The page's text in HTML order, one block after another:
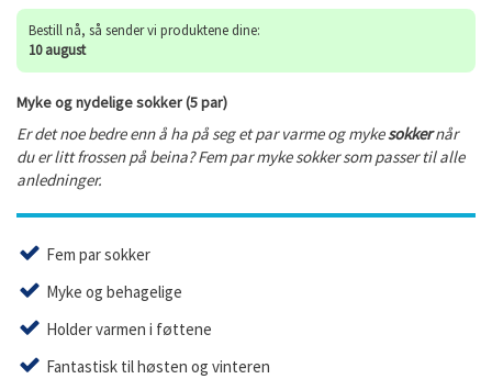
Bestill nå, så sender vi produktene dine:
10 august
Myke og nydelige sokker (5 par)
Er det noe bedre enn å ha på seg et par varme og mykesokkernår
du er litt frossen på beina? Fem par myke sokker som passer til alle
anledninger.
Fem par sokker
Myke og behagelige
Holder varmen i føttene
Fantastisk til høsten og vinteren